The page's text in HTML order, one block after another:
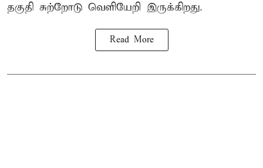
தகுதி சுற்றோடு வெளியேறி இருக்கிறது.
Read More